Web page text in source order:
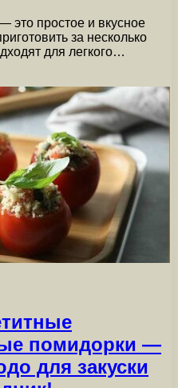
это простое и вкусное
за несколько
для легкого…
помидорки —
для закуски